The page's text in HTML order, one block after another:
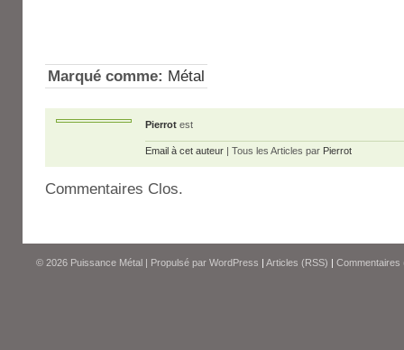
Marqué comme: Métal
Pierrot est
Email à cet auteur | Tous les Articles par Pierrot
Commentaires Clos.
© 2026 Puissance Métal | Propulsé par WordPress | Articles (RSS) | Commentaires